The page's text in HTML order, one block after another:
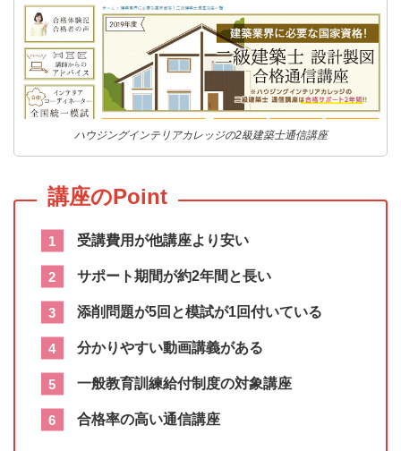
ハウジングインテリアカレッジの2級建築士通信講座
受講費用が他講座より安い
サポート期間が約2年間と長い
添削問題が5回と模試が1回付いている
分かりやすい動画講義がある
一般教育訓練給付制度の対象講座
合格率の高い通信講座